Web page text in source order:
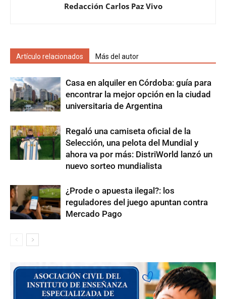
Redacción Carlos Paz Vivo
Artículo relacionados Más del autor
Casa en alquiler en Córdoba: guía para
encontrar la mejor opción en la ciudad
universitaria de Argentina
Regaló una camiseta oficial de la
Selección, una pelota del Mundial y
ahora va por más: DistriWorld lanzó un
nuevo sorteo mundialista
¿Prode o apuesta ilegal?: los
reguladores del juego apuntan contra
Mercado Pago